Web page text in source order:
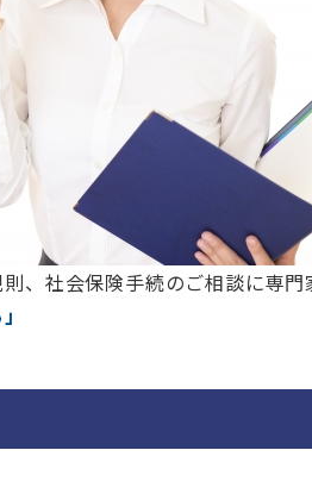
、社会保険手続のご相談に専